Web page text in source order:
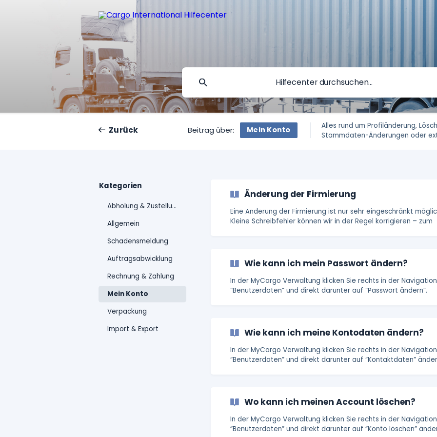
Zurück Beitrag über: Mein Konto
Alles rund um Profiländerung,
Stammdaten-Änderungen oder
Kategorien
Abholung & Zustellung
Allgemein
Schadensmeldung
Auftragsabwicklung
Rechnung & Zahlung
Mein Konto
Verpackung
Import & Export
Änderung der Firmierung
Eine Änderung der Firmierung ist nur sehr eingeschränkt
Kleine Schreibfehler können wir in der Regel korrigieren – zum
Firmierung inhaltlich ändert, ist eine Anpassung des
Kundenkontos leider nicht möglich. In diesem Fall is
Wie kann ich mein Passwort ändern?
In der MyCargo Verwaltung klicken Sie rechts in der
“Benutzerdaten” und direkt darunter auf “Passwort ändern”.
Wie kann ich meine Kontodaten ändern?
In der MyCargo Verwaltung klicken Sie rechts in der
“Benutzerdaten” und direkt darunter auf “Kontaktdaten”
Wo kann ich meinen Account löschen?
In der MyCargo Verwaltung klicken Sie rechts in der
“Benutzerdaten” und direkt darunter auf “Konto löschen”